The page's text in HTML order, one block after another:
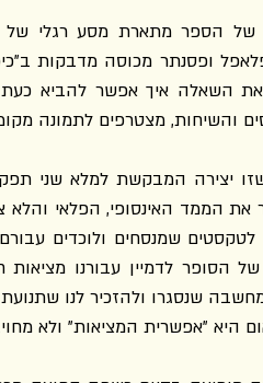
והשיחות, מצטרפים לתמונה
היא "אפשרית המציאות" ולא